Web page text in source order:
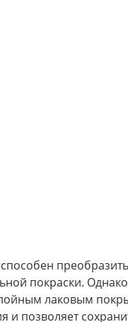
покраски.
лаковым
и позволяет